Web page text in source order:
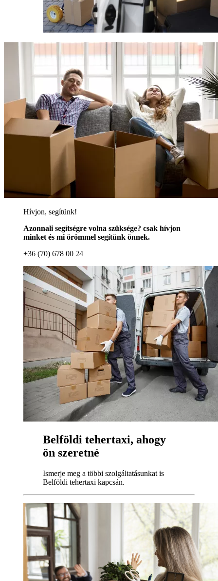
Hívjon, segítünk!
Azonnali segítségre volna szüksége? csak hívjon
minket és mi örömmel segítünk önnek.
+36 (70) 678 00 24
Belföldi tehertaxi, ahogy
ön szeretné
Ismerje meg a többi szolgáltatásunkat is
Belföldi tehertaxi kapcsán.